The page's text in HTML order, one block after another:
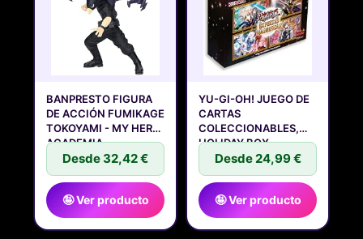
BANPRESTO FIGURA
DE ACCIÓN FUMIKAGE
TOKOYAMI - MY HERO
ACADEMIA
Desde 32,42 €
🤪 Ver producto
YU-GI-OH! JUEGO DE
CARTAS
COLECCIONABLES,
HOLIDAY BOX -
Desde 24,99 €
🤪 Ver producto